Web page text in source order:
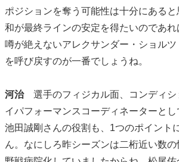
ポジションを奪う可能性は十分にある
和が最終ラインの安定を得たいのであ
噂が絶えないアレクサンダー・ショルツ
を呼び戻すのが一番でしょうね。
河治選手のフィジカル面、コンディシ
イパフォーマンスコーディネーターと
池田誠剛さんの役割も、1つのポイント
ん。なにしろ昨シーズンは二桁近い数